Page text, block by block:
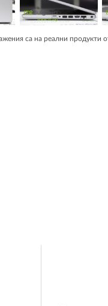
са на реални продукти